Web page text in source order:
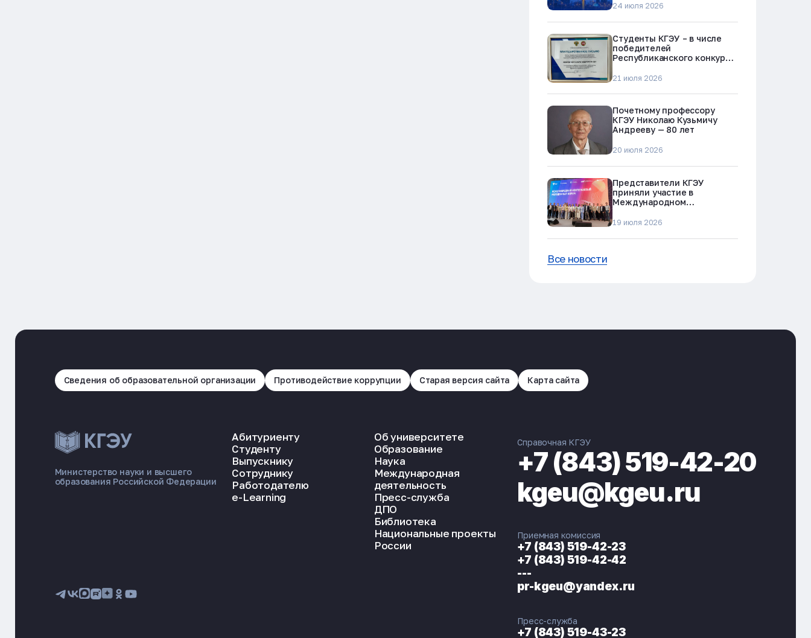
ЭНЕРГОКОД — ПОМОЩНИК КГЭУ
24 июля 2026
Студенты КГЭУ – в числе
победителей
Республиканского конкурса
наркотиков и телефонного
21 июля 2026
Почетному профессору
КГЭУ Николаю Кузьмичу
Андрееву — 80 лет
20 июля 2026
Представители КГЭУ
приняли участие в
Международном
форуме в Альметьевске
19 июля 2026
Все новости
Сведения об образовательной организации Противодействие коррупции Старая версия сайта Карта сайта
Министерство науки и высшего
образования Российской Федерации
Абитуриенту
Студенту
Выпускнику
Сотруднику
Работодателю
e-Learning
Об университете
Образование
Наука
Международная
деятельность
Пресс-служба
ДПО
Библиотека
Национальные проекты
России
Справочная КГЭУ
+7 (843) 519-42-20
kgeu@kgeu.ru
Приемная комиссия
+7 (843) 519-42-23
+7 (843) 519-42-42
---
pr-kgeu@yandex.ru
Пресс-служба
+7 (843) 519-43-23